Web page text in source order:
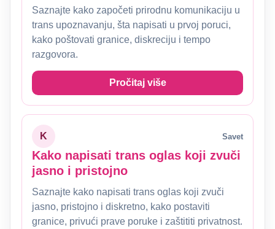
Saznajte kako započeti prirodnu komunikaciju u
trans upoznavanju, šta napisati u prvoj poruci,
kako poštovati granice, diskreciju i tempo
razgovora.
Pročitaj više
K Savet
Kako napisati trans oglas koji zvuči
jasno i pristojno
Saznajte kako napisati trans oglas koji zvuči
jasno, pristojno i diskretno, kako postaviti
granice, privući prave poruke i zaštititi privatnost.